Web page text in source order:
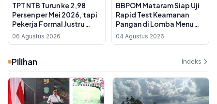
TPT NTB Turun ke 2,98
Persen per Mei 2026, tapi
Pekerja Formal Justru
Menyusut Hampir 1 Juta
Orang
06 Agustus 2026
BBPOM Mataram Siap Uji
Rapid Test Keamanan
Pangan di Lomba Menu
MBG NTB, 22 Agustus
2026
04 Agustus 2026
Pilihan Indeks